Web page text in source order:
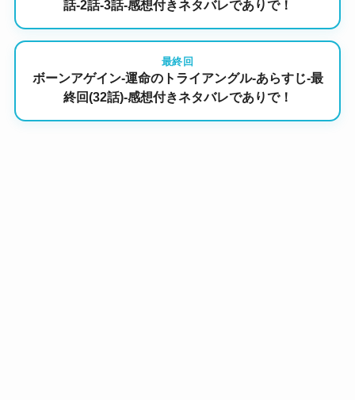
話-2話-3話-感想付きネタバレでありで！
最終回
ボーンアゲイン-運命のトライアングル-あらすじ-最
終回(32話)-感想付きネタバレでありで！